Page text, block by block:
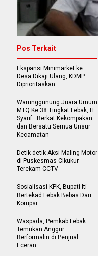
Pos Terkait
Ekspansi Minimarket ke
Desa Dikaji Ulang, KDMP
Diprioritaskan
Warunggunung Juara Umum
MTQ Ke 38 Tingkat Lebak, H
Syarif : Berkat Kekompakan
dan Bersatu Semua Unsur
Kecamatan
Detik-detik Aksi Maling Motor
di Puskesmas Cikukur
Terekam CCTV
Sosialisasi KPK, Bupati Iti
Bertekad Lebak Bebas Dari
Korupsi
Waspada, Pemkab Lebak
Temukan Anggur
Berformalin di Penjual
Eceran